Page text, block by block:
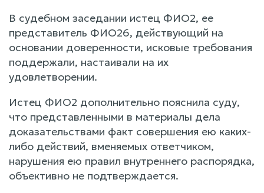
В судебном заседании истец ФИО2, ее
представитель ФИО26, действующий на
основании доверенности, исковые требования
поддержали, настаивали на их
удовлетворении.
Истец ФИО2 дополнительно пояснила суду,
что представленными в материалы дела
доказательствами факт совершения ею каких-
либо действий, вменяемых ответчиком,
нарушения ею правил внутреннего распорядка,
объективно не подтверждается.